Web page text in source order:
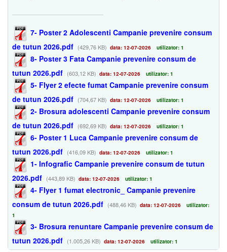
7- Poster 2 Adolescenti Campanie prevenire consum
de tutun 2026.pdf (429,76 KB) data: 12-07-2026 utilizator: 1
8- Poster 3 Fata Campanie prevenire consum de
tutun 2026.pdf (603,12 KB) data: 12-07-2026 utilizator: 1
5- Flyer 2 efecte fumat Campanie prevenire consum
de tutun 2026.pdf (704,67 KB) data: 12-07-2026 utilizator: 1
2- Brosura adolescenti Campanie prevenire consum
de tutun 2026.pdf (692,69 KB) data: 12-07-2026 utilizator: 1
6- Poster 1 Luca Campanie prevenire consum de
tutun 2026.pdf (416,09 KB) data: 12-07-2026 utilizator: 1
1- Infografic Campanie prevenire consum de tutun
2026.pdf (443,89 KB) data: 12-07-2026 utilizator: 1
4- Flyer 1 fumat electronic_ Campanie prevenire
consum de tutun 2026.pdf (488,46 KB) data: 12-07-2026
utilizator:
1
3- Brosura renuntare Campanie prevenire consum de
tutun 2026.pdf (1.005,26 KB) data: 12-07-2026 utilizator: 1